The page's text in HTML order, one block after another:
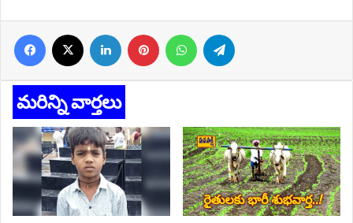
Facebook LinkedIn Pinterest WhatsApp
మరిన్ని వార్తలు